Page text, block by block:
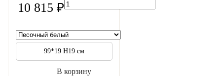
10 815 ₽
99*19 H19 см
В корзину